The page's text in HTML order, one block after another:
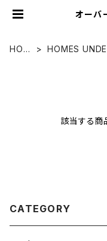
オー
HOM
HOMES
該当する商
CATEGORY